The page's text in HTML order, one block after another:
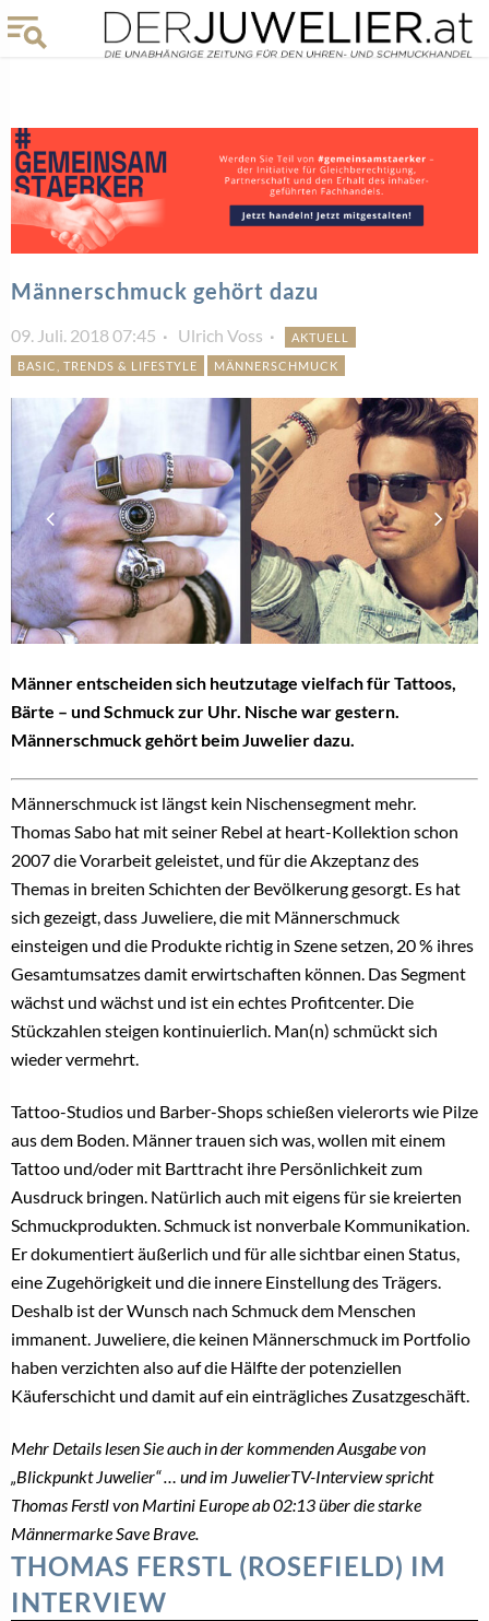
Männerschmuck gehört dazu
09. Juli. 2018 07:45 Ulrich Voss
AKTUELL
BASIC, TRENDS & LIFESTYLE
MÄNNERSCHMUCK
Männer entscheiden sich heutzutage vielfach für Tattoos,
Bärte – und Schmuck zur Uhr. Nische war gestern.
Männerschmuck gehört beim Juwelier dazu.
Männerschmuck ist längst kein Nischensegment mehr.
Thomas Sabo hat mit seiner Rebel at heart-Kollektion schon
2007 die Vorarbeit geleistet, und für die Akzeptanz des
Themas in breiten Schichten der Bevölkerung gesorgt. Es hat
sich gezeigt, dass Juweliere, die mit Männerschmuck
einsteigen und die Produkte richtig in Szene setzen, 20 % ihres
Gesamtumsatzes damit erwirtschaften können. Das Segment
wächst und wächst und ist ein echtes Profitcenter. Die
Stückzahlen steigen kontinuierlich. Man(n) schmückt sich
wieder vermehrt.
Tattoo-Studios und Barber-Shops schießen vielerorts wie Pilze
aus dem Boden. Männer trauen sich was, wollen mit einem
Tattoo und/oder mit Barttracht ihre Persönlichkeit zum
Ausdruck bringen. Natürlich auch mit eigens für sie kreierten
Schmuckprodukten. Schmuck ist nonverbale Kommunikation.
Er dokumentiert äußerlich und für alle sichtbar einen Status,
eine Zugehörigkeit und die innere Einstellung des Trägers.
Deshalb ist der Wunsch nach Schmuck dem Menschen
immanent. Juweliere, die keinen Männerschmuck im Portfolio
haben verzichten also auf die Hälfte der potenziellen
Käuferschicht und damit auf ein einträgliches Zusatzgeschäft.
Mehr Details lesen Sie auch in der kommenden Ausgabe von
„Blickpunkt Juwelier“ … und im JuwelierTV-Interview spricht
Thomas Ferstl von Martini Europe ab 02:13 über die starke
Männermarke Save Brave.
THOMAS FERSTL (ROSEFIELD) IM
INTERVIEW